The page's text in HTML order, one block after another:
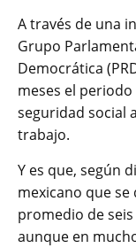
A través de una
Grupo
Democrática
meses el
seguridad social
trabajo.
Y es que, según
mexicano que
promedio de
aunque en